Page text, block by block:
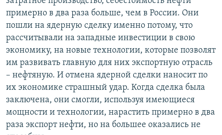
примерно в два раза больше, чем в России. Они
пошли на ядерную сделку именно потому, что
рассчитывали на западные инвестиции в свою
экономику, на новые технологии, которые позволят
им развивать главную для них экспортную отрасль
– нефтяную. И отмена ядерной сделки наносит по
их экономике страшный удар. Когда сделка была
заключена, они смогли, используя имеющиеся
мощности и технологии, нарастить примерно в два
раза экспорт нефти, но на большее оказались не